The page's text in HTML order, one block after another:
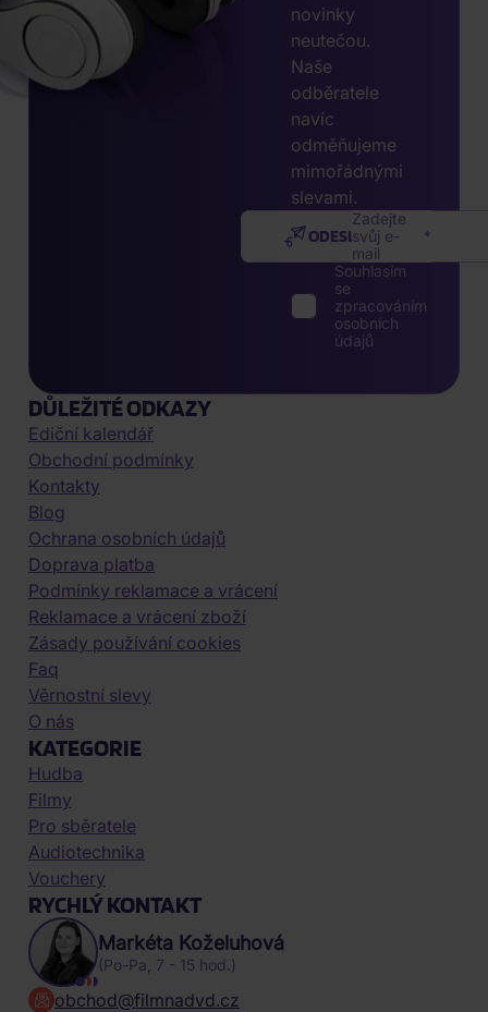
novinky
neutečou.
Naše
odběratele
navíc
odměňujeme
mimořádnými
slevami.
Zadejte
svůj e-
mail
ODESLAT
Souhlasím
se
zpracováním
osobních
údajů
DŮLEŽITÉ ODKAZY
Ediční kalendář
Obchodní podmínky
Kontakty
Blog
Ochrana osobních údajů
Doprava platba
Podmínky reklamace a vrácení
Reklamace a vrácení zboží
Zásady používání cookies
Faq
Věrnostní slevy
O nás
KATEGORIE
Hudba
Filmy
Pro sběratele
Audiotechnika
Vouchery
RYCHLÝ KONTAKT
Markéta Koželuhová
(Po-Pa, 7 - 15 hod.)
obchod@filmnadvd.cz